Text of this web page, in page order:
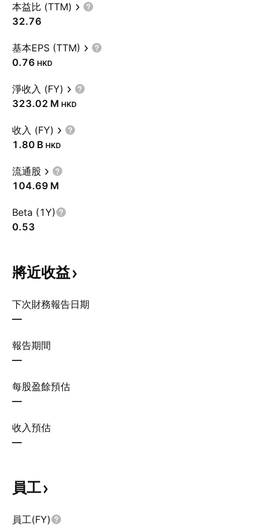
本益比 (TTM)
32.76
基本EPS (TTM)
0.76 HKD
淨收入 (FY)
‪323.02 M‬ HKD
收入 (FY)
‪1.80 B‬ HKD
流通股
‪104.69 M‬
Beta (1Y)
0.53
將近收益
下次財務報告日期
—
報告期間
—
每股盈餘預估
—
收入預估
—
員工
員工(FY)